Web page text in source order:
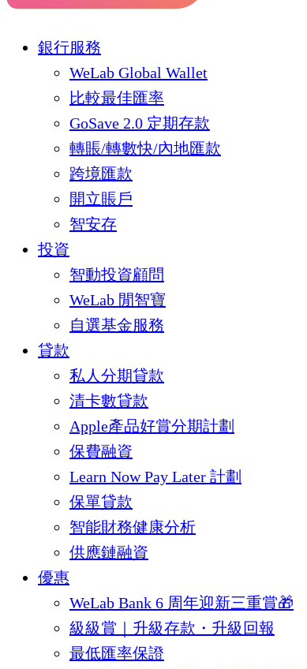
銀行服務
WeLab Global Wallet
比較最佳匯率
GoSave 2.0 定期存款
轉賬/轉數快/內地匯款
跨境匯款
開立賬戶
智安存
投資
智動投資顧問
WeLab 閒智寶
自選基金服務
貸款
私人分期貸款
清卡數貸款
Apple產品好賞分期計劃
保費融資
Learn Now Pay Later 計劃
保單貸款
智能財務健康分析
供應鏈融資
優惠
WeLab Bank 6 周年迎新三重賞🎁
級級賞｜升級存款・升級回報
最低匯率保證